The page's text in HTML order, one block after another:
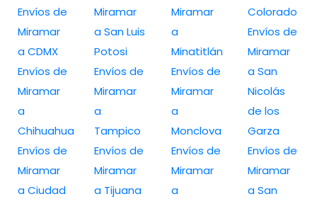
Envíos de
Miramar
a CDMX
Envíos de
Miramar
a
Chihuahua
Envíos de
Miramar
a Ciudad
Miramar
a San Luis
Potosi
Envíos de
Miramar
a
Tampico
Envíos de
Miramar
a Tijuana
Miramar
a
Minatitlán
Envíos de
Miramar
a
Monclova
Envíos de
Miramar
a
Colorado
Envíos de
Miramar
a San
Nicolás
de los
Garza
Envíos de
Miramar
a San